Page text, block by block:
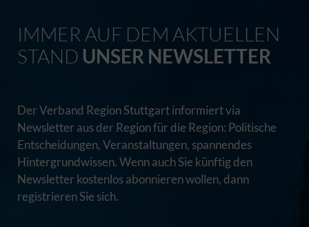
IMMER AUF DEM AKTUELLEN
STAND UNSER NEWSLETTER
Der Verband Region Stuttgart informiert via
Newsletter aus der Region für die Region: Politische
Entscheidungen, Veranstaltungen, spannendes
Hintergrundwissen. Wenn auch Sie künftig den
Newsletter kostenlos abonnieren wollen, dann
registrieren Sie sich.